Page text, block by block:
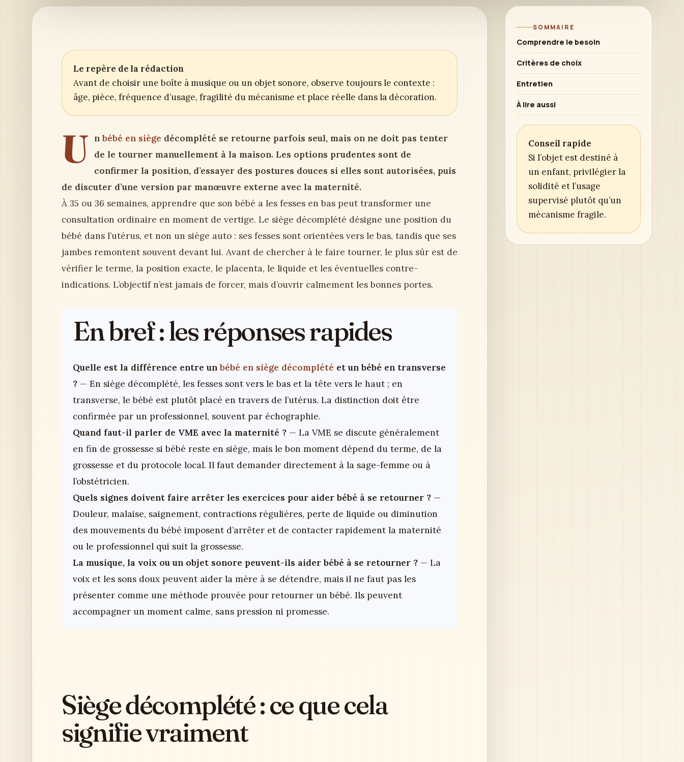
Le repère de la rédaction
Avant de choisir une boîte à musique ou un objet sonore, observe toujours le contexte :
âge, pièce, fréquence d’usage, fragilité du mécanisme et place réelle dans la décoration.
U nbébé en siège décomplété se retourne parfois seul, mais on ne doit pas tenter
de le tourner manuellement à la maison. Les options prudentes sont de
confirmer la position, d’essayer des postures douces si elles sont autorisées, puis
de discuter d’une version par manœuvre externe avec la maternité.
À 35 ou 36 semaines, apprendre que son bébé a les fesses en bas peut transformer une
consultation ordinaire en moment de vertige. Le siège décomplété désigne une position du
bébé dans l’utérus, et non un siège auto : ses fesses sont orientées vers le bas, tandis que ses
jambes remontent souvent devant lui. Avant de chercher à le faire tourner, le plus sûr est de
vérifier le terme, la position exacte, le placenta, le liquide et les éventuelles contre-
indications. L’objectif n’est jamais de forcer, mais d’ouvrir calmement les bonnes portes.
En bref : les réponses rapides
Quelle est la différence entre unbébé en siège décomplété et un bébé en transverse
? — En siège décomplété, les fesses sont vers le bas et la tête vers le haut ; en
transverse, le bébé est plutôt placé en travers de l’utérus. La distinction doit être
confirmée par un professionnel, souvent par échographie.
Quand faut-il parler de VME avec la maternité ? — La VME se discute généralement
en fin de grossesse si bébé reste en siège, mais le bon moment dépend du terme, de la
grossesse et du protocole local. Il faut demander directement à la sage-femme ou à
l’obstétricien.
Quels signes doivent faire arrêter les exercices pour aider bébé à se retourner ? —
Douleur, malaise, saignement, contractions régulières, perte de liquide ou diminution
des mouvements du bébé imposent d’arrêter et de contacter rapidement la maternité
ou le professionnel qui suit la grossesse.
La musique, la voix ou un objet sonore peuvent-ils aider bébé à se retourner ? — La
voix et les sons doux peuvent aider la mère à se détendre, mais il ne faut pas les
présenter comme une méthode prouvée pour retourner un bébé. Ils peuvent
accompagner un moment calme, sans pression ni promesse.
Siège décomplété : ce que cela
signifie vraiment
SOMMAIRE
Comprendre le besoin
Critères de choix
Entretien
À lire aussi
Conseil rapide
Si l’objet est destiné à
un enfant, privilégier la
solidité et l’usage
supervisé plutôt qu’un
mécanisme fragile.